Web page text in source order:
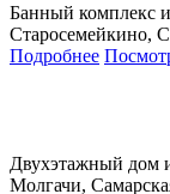
Банный комплекс
Старосемейкино,
Подробнее
Двухэтажный дом
Молгачи,